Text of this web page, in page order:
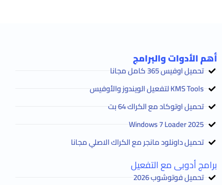
أهم الأدوات والبرامج
تحميل اوفيس 365 كامل مجانا
KMS Tools لتفعيل الويندوز والأوفيس
تحميل اوتوكاد مع الكراك 64 بت
2025 Windows 7 Loader
تحميل داونلود مانجر مع الكراك الاصلي مجانا
برامج أدوبى مع التفعيل
تحميل فوتوشوب 2026